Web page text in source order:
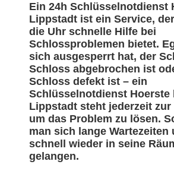
Ein 24h Schlüsselnotdienst
Lippstadt ist ein Service,
die Uhr schnelle Hilfe bei
Schlossproblemen bietet.
sich ausgesperrt hat, der
Schloss abgebrochen ist
Schloss defekt ist – ein
Schlüsselnotdienst Hoerste
Lippstadt steht jederzeit zur
um das Problem zu lösen.
man sich lange Wartezeiten
schnell wieder in seine
gelangen.